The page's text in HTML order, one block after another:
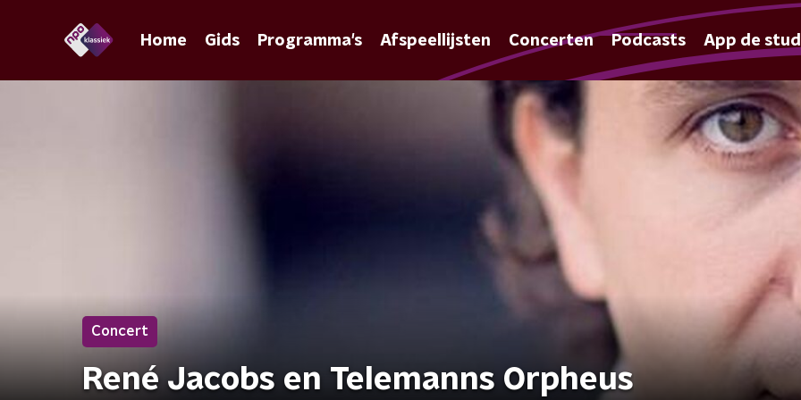
Home Gids Programma's Afspeellijsten Concerten Podcasts App de
Concert
René Jacobs en Telemanns Orpheus